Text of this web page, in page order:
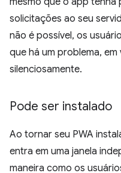
solicitações ao seu
não é possível, os
que há um problema,
silenciosamente.
Pode ser instalado
Ao tornar seu PWA
entra em uma janela
maneira como os